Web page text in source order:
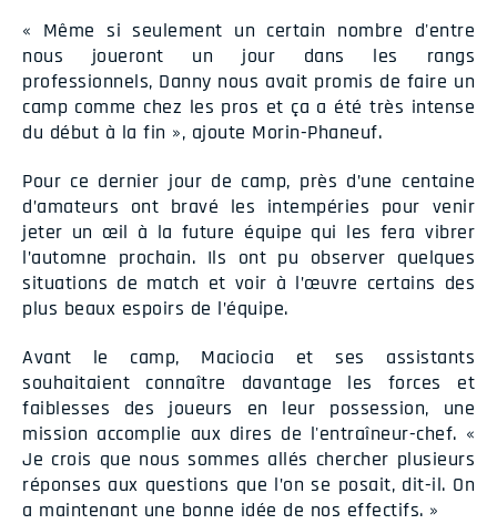
« Même si seulement un certain nombre d'entre
nous joueront un jour dans les rangs
professionnels, Danny nous avait promis de faire un
camp comme chez les pros et ça a été très intense
du début à la fin », ajoute Morin-Phaneuf.
Pour ce dernier jour de camp, près d’une centaine
d’amateurs ont bravé les intempéries pour venir
jeter un œil à la future équipe qui les fera vibrer
l’automne prochain. Ils ont pu observer quelques
situations de match et voir à l’œuvre certains des
plus beaux espoirs de l’équipe.
Avant le camp, Maciocia et ses assistants
souhaitaient connaître davantage les forces et
faiblesses des joueurs en leur possession, une
mission accomplie aux dires de l'entraîneur-chef. «
Je crois que nous sommes allés chercher plusieurs
réponses aux questions que l’on se posait, dit-il. On
a maintenant une bonne idée de nos effectifs. »